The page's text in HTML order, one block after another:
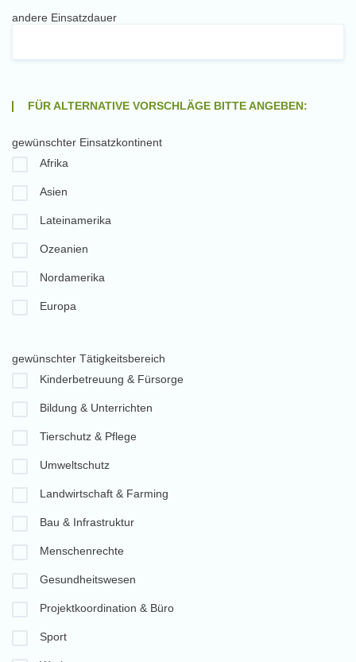
andere Einsatzdauer
FÜR ALTERNATIVE VORSCHLÄGE BITTE ANGEBEN:
gewünschter Einsatzkontinent
Afrika
Asien
Lateinamerika
Ozeanien
Nordamerika
Europa
gewünschter Tätigkeitsbereich
Kinderbetreuung & Fürsorge
Bildung & Unterrichten
Tierschutz & Pflege
Umweltschutz
Landwirtschaft & Farming
Bau & Infrastruktur
Menschenrechte
Gesundheitswesen
Projektkoordination & Büro
Sport